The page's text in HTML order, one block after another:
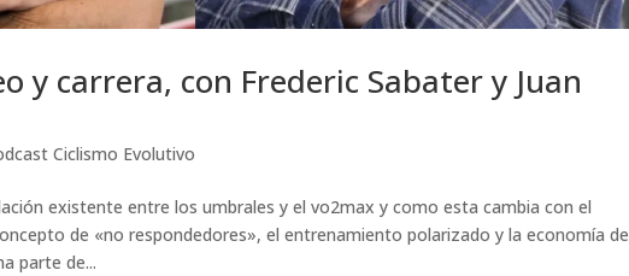
y carrera, con Frederic Sabater y Juan
Ciclismo Evolutivo
existente entre los umbrales y el vo2max y como esta cambia con el
de «no respondedores», el entrenamiento polarizado y la economía de
parte de...